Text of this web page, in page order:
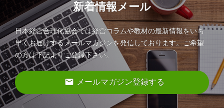
新着情報メール
日本経営合理化協会では経営コラムや教材の最新情報をいち
早くお届けするメールマガジンを発信しております。ご希望
の方は下記よりご登録下さい。
email メールマガジン登録する